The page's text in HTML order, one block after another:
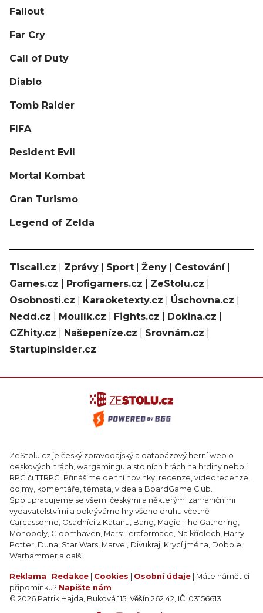
Fallout
Far Cry
Call of Duty
Diablo
Tomb Raider
FIFA
Resident Evil
Mortal Kombat
Gran Turismo
Legend of Zelda
Tiscali.cz Zprávy Sport Ženy Cestování|
Games.cz
Profigamers.cz ZeStolu.cz
Osobnosti.cz
Karaoketexty.cz Úschovna.cz
Nedd.cz
Moulík.cz Fights.cz Dokina.cz
CZhity.cz
Našepeníze.cz Srovnám.cz
StartupInsider.cz
ZeStolu.cz je český zpravodajský a databázový herní web o
deskových hrách, wargamingu a stolních hrách na hrdiny neboli
RPG či TTRPG. Přinášíme denní novinky, recenze, videorecenze,
dojmy, komentáře, témata, videa a BoardGame Club.
Spolupracujeme se všemi českými a některými zahraničními
vydavatelstvími a pokrýváme hry všeho druhu včetně
Carcassonne, Osadníci z Katanu, Bang, Magic: The Gathering,
Monopoly, Gloomhaven, Mars: Teraformace, Na křídlech, Harry
Potter, Duna, Star Wars, Marvel, Divukraj, Krycí jména, Dobble,
Warhammer a další.
Reklama Redakce Cookies Osobní údaje | Máte námět či
připomínku? Napište nám
© 2026 Patrik Hajda, Buková 115, Věšín 262 42, IČ: 03156613